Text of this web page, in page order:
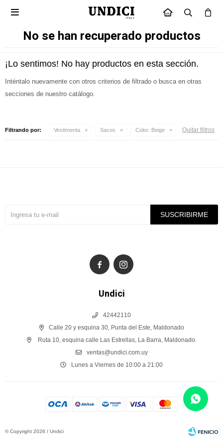
INICIO

No se han recuperado productos
¡Lo sentimos! No hay productos en esta sección.
Inténtalo nuevamente con otros criterios de filtrado o busca en otras
secciones de nuestro catálogo.
Filtrando por: Vestimenta Sacos Color: Beige Quitar filtros
Undici
42442110
Calle 20 y esquina 30, Punta del Este, Maldonado
Ruta 10, esquina calle Las Estrellas, La Barra, Maldonado.
ventas@undici.com.uy
Lunes a Viernes de 10:00 a 21:00
SUSCRIBIRME
 
© Copyright 2026 / Undici